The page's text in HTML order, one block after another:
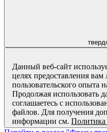
Данный веб-сайт
целях предоставления вам
пользовательского опыта
Продолжая использовать
соглашаетесь с
файлов. Для получения
информации см.Политика